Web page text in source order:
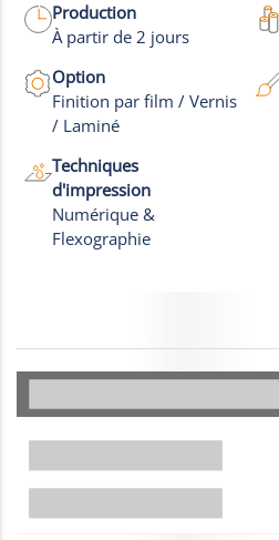
Production
À partir de 2 jours
Option
Finition par film / Vernis
/ Laminé
Techniques
d'impression
Numérique &
Flexographie